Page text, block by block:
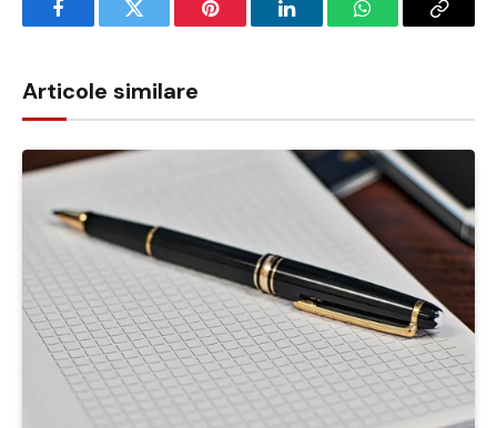
FacebookTwitter Pinterest LinkedInWhatsAppCopy
Articole similare